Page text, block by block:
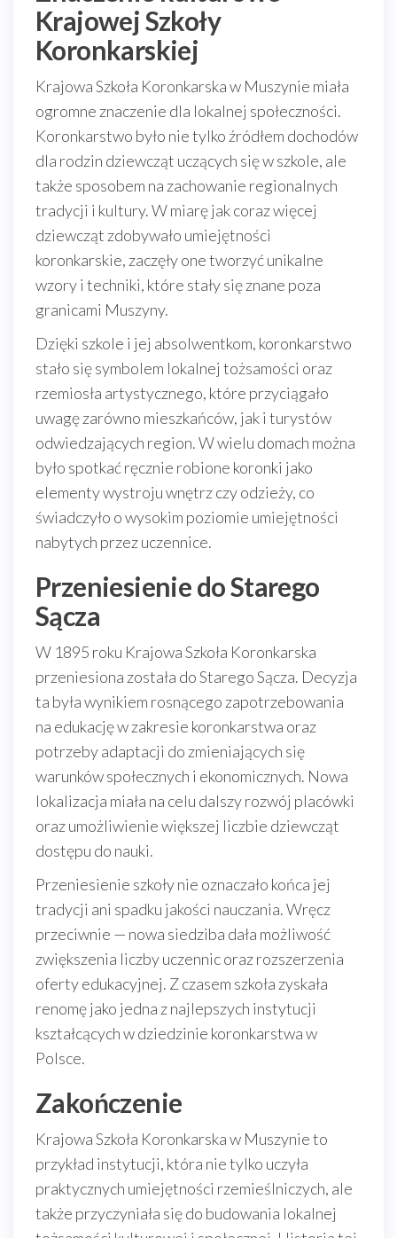
Krajowej Szkoły
Koronkarskiej
Krajowa Szkoła Koronkarska w Muszynie miała
ogromne znaczenie dla lokalnej społeczności.
Koronkarstwo było nie tylko źródłem dochodów
dla rodzin dziewcząt uczących się w szkole, ale
także sposobem na zachowanie regionalnych
tradycji i kultury. W miarę jak coraz więcej
dziewcząt zdobywało umiejętności
koronkarskie, zaczęły one tworzyć unikalne
wzory i techniki, które stały się znane poza
granicami Muszyny.
Dzięki szkole i jej absolwentkom, koronkarstwo
stało się symbolem lokalnej tożsamości oraz
rzemiosła artystycznego, które przyciągało
uwagę zarówno mieszkańców, jak i turystów
odwiedzających region. W wielu domach można
było spotkać ręcznie robione koronki jako
elementy wystroju wnętrz czy odzieży, co
świadczyło o wysokim poziomie umiejętności
nabytych przez uczennice.
Przeniesienie do Starego
Sącza
W 1895 roku Krajowa Szkoła Koronkarska
przeniesiona została do Starego Sącza. Decyzja
ta była wynikiem rosnącego zapotrzebowania
na edukację w zakresie koronkarstwa oraz
potrzeby adaptacji do zmieniających się
warunków społecznych i ekonomicznych. Nowa
lokalizacja miała na celu dalszy rozwój placówki
oraz umożliwienie większej liczbie dziewcząt
dostępu do nauki.
Przeniesienie szkoły nie oznaczało końca jej
tradycji ani spadku jakości nauczania. Wręcz
przeciwnie — nowa siedziba dała możliwość
zwiększenia liczby uczennic oraz rozszerzenia
oferty edukacyjnej. Z czasem szkoła zyskała
renomę jako jedna z najlepszych instytucji
kształcących w dziedzinie koronkarstwa w
Polsce.
Zakończenie
Krajowa Szkoła Koronkarska w Muszynie to
przykład instytucji, która nie tylko uczyła
praktycznych umiejętności rzemieślniczych, ale
także przyczyniała się do budowania lokalnej